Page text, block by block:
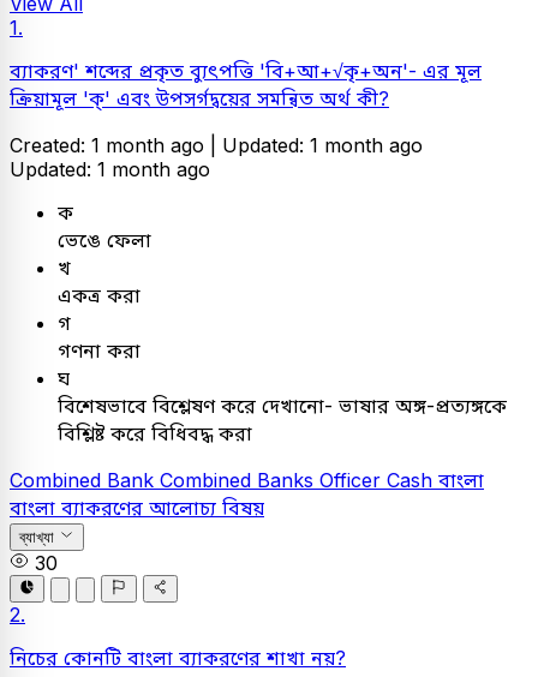
1.
ব্যাকরণ' শব্দের প্রকৃত ব্যুৎপত্তি 'বি+আ+√কৃ+অন'- এর মূল
ক্রিয়ামূল 'ক্' এবং উপসর্গদ্বয়ের সমন্বিত অর্থ কী?
Created: 1 month ago | Updated: 1 month ago
Updated: 1 month ago
ক
ভেঙে ফেলা
খ
একত্র করা
গ
গণনা করা
ঘ
বিশেষভাবে বিশ্লেষণ করে দেখানো- ভাষার অঙ্গ-প্রত্যঙ্গকে
বিশ্লিষ্ট করে বিধিবদ্ধ করা
Combined Bank Combined Banks Officer Cash বাংলা
বাংলা ব্যাকরণের আলোচ্য বিষয়
ব্যাখ্যা
30
2.
নিচের কোনটি বাংলা ব্যাকরণের শাখা নয়?